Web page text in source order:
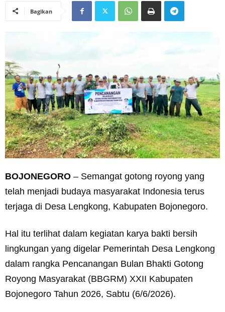
Bagikan
BOJONEGORO – Semangat gotong royong yang
telah menjadi budaya masyarakat Indonesia terus
terjaga di Desa Lengkong, Kabupaten Bojonegoro.
Hal itu terlihat dalam kegiatan karya bakti bersih
lingkungan yang digelar Pemerintah Desa Lengkong
dalam rangka Pencanangan Bulan Bhakti Gotong
Royong Masyarakat (BBGRM) XXII Kabupaten
Bojonegoro Tahun 2026, Sabtu (6/6/2026).